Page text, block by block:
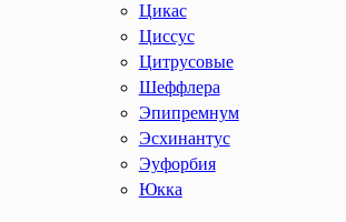
Цикас
Циссус
Цитрусовые
Шеффлера
Эпипремнум
Эсхинантус
Эуфорбия
Юкка